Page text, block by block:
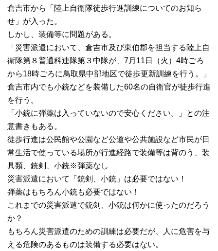
倉吉市から「陸上自衛隊徒歩行進訓練についてのお知ら
せ」が入った。
しかし、装備等に問題がある。
「災害派遣において、倉吉市及び東伯郡を担当する陸上自
衛隊第８普通科連隊第３中隊が、7月11日（火）4時ごろ
から18時ごろに鳥取県中部地区で徒歩更新訓練を行う。」
倉吉市内でも小銃などを装備した60名の自衛官が徒歩行進
を行う。
「小銃に弾薬は入っていないので安心ください。」との注
意書きもある。
徒歩行進は公民館や公園など公道や公共施設など市民が日
常生活で使っている場所が行進経路で装備等は背のう、装
具類、銃剣、小銃※弾薬なし
災害派遣において「銃剣、小銃」は必要ではない！
弾薬はもちろん小銃も必要ではない！
これまでの災害派遣で銃剣、小銃は何かに使ったのだろう
か？
もちろん災害派遣のための訓練は必要だが、人に危害を与
える危険のあるものは装備する必要はない。